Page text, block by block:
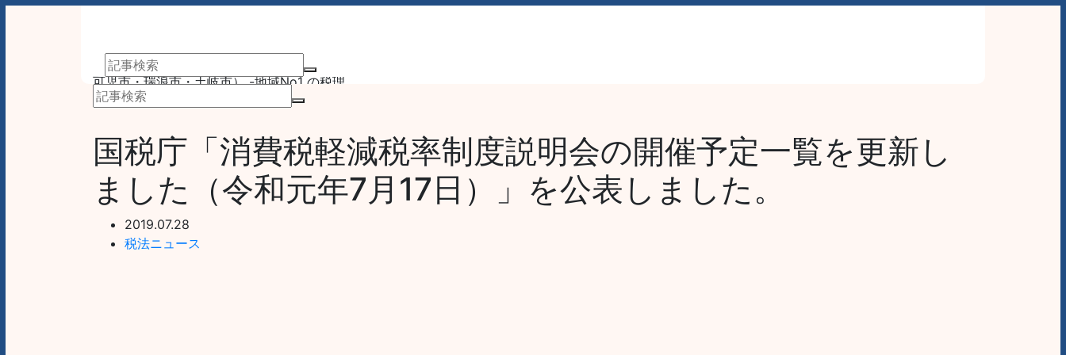
アーサム税理士法人 AWESOME（多治見市・
可児市・瑞浪市・土岐市） -地域No1 の税理
士法人 アーサム税理士法人 – 会計・税務はも
ゆるシーンで お客様のビジネスを総合的にサ
ポートいたします。 戦略的財務のプロフェッ
ショナル集団
業務案内 事務所案内
国税庁「消費税軽減税率制度説明会の開催予定一覧を更新し
ました（令和元年7月17日）」を公表しました。
2019.07.28
税法ニュース